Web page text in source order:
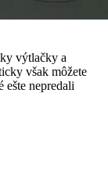
výtlačky a
však môžete
nepredali